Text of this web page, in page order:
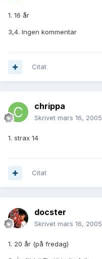
1. 16 år
3,4. Ingen kommentar
Citat
chrippa
Skrivet mars 16, 2005
1. strax 14
Citat
docster
Skrivet mars 16, 2005
1. 20 år (på fredag)